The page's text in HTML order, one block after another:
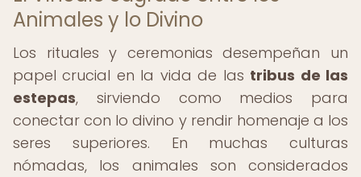
Animales y lo Divino
Los rituales y ceremonias desempeñan un
papel crucial en la vida de las tribus de las
estepas, sirviendo como medios para
conectar con lo divino y rendir homenaje a los
seres superiores. En muchas culturas
nómadas, los animales son considerados